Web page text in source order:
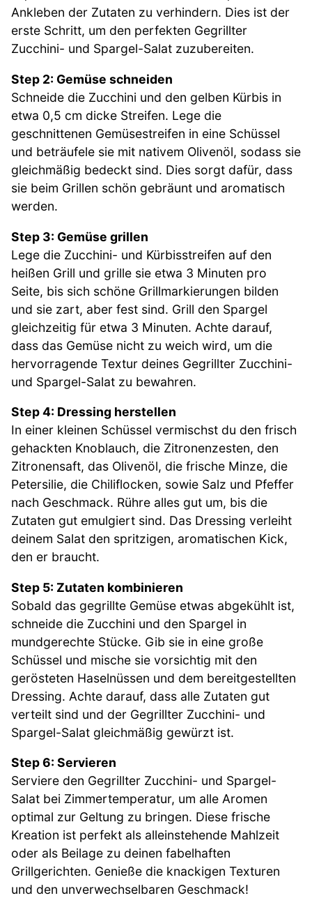
Ankleben der Zutaten zu verhindern. Dies ist der
erste Schritt, um den perfekten Gegrillter
Zucchini- und Spargel-Salat zuzubereiten.
Step 2: Gemüse schneiden
Schneide die Zucchini und den gelben Kürbis in
etwa 0,5 cm dicke Streifen. Lege die
geschnittenen Gemüsestreifen in eine Schüssel
und beträufele sie mit nativem Olivenöl, sodass sie
gleichmäßig bedeckt sind. Dies sorgt dafür, dass
sie beim Grillen schön gebräunt und aromatisch
werden.
Step 3: Gemüse grillen
Lege die Zucchini- und Kürbisstreifen auf den
heißen Grill und grille sie etwa 3 Minuten pro
Seite, bis sich schöne Grillmarkierungen bilden
und sie zart, aber fest sind. Grill den Spargel
gleichzeitig für etwa 3 Minuten. Achte darauf,
dass das Gemüse nicht zu weich wird, um die
hervorragende Textur deines Gegrillter Zucchini-
und Spargel-Salat zu bewahren.
Step 4: Dressing herstellen
In einer kleinen Schüssel vermischst du den frisch
gehackten Knoblauch, die Zitronenzesten, den
Zitronensaft, das Olivenöl, die frische Minze, die
Petersilie, die Chiliflocken, sowie Salz und Pfeffer
nach Geschmack. Rühre alles gut um, bis die
Zutaten gut emulgiert sind. Das Dressing verleiht
deinem Salat den spritzigen, aromatischen Kick,
den er braucht.
Step 5: Zutaten kombinieren
Sobald das gegrillte Gemüse etwas abgekühlt ist,
schneide die Zucchini und den Spargel in
mundgerechte Stücke. Gib sie in eine große
Schüssel und mische sie vorsichtig mit den
gerösteten Haselnüssen und dem bereitgestellten
Dressing. Achte darauf, dass alle Zutaten gut
verteilt sind und der Gegrillter Zucchini- und
Spargel-Salat gleichmäßig gewürzt ist.
Step 6: Servieren
Serviere den Gegrillter Zucchini- und Spargel-
Salat bei Zimmertemperatur, um alle Aromen
optimal zur Geltung zu bringen. Diese frische
Kreation ist perfekt als alleinstehende Mahlzeit
oder als Beilage zu deinen fabelhaften
Grillgerichten. Genieße die knackigen Texturen
und den unverwechselbaren Geschmack!